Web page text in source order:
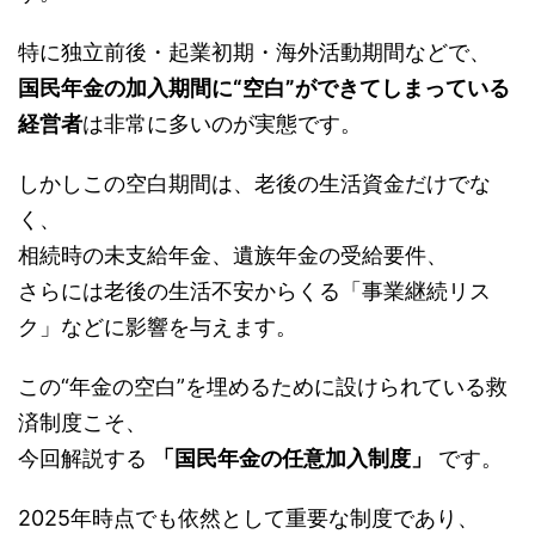
特に独立前後・起業初期・海外活動期間などで、
国民年金の加入期間に“空白”ができてしまっている
経営者は非常に多いのが実態です。
しかしこの空白期間は、老後の生活資金だけでな
く、
相続時の未支給年金、遺族年金の受給要件、
さらには老後の生活不安からくる「事業継続リス
ク」などに影響を与えます。
この“年金の空白”を埋めるために設けられている救
済制度こそ、
今回解説する
「国民年金の任意加入制度」 です。
2025年時点でも依然として重要な制度であり、